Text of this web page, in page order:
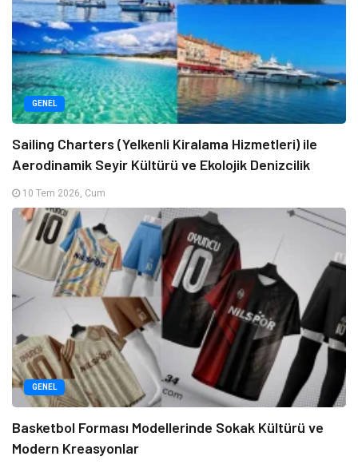
GENEL
Sailing Charters (Yelkenli Kiralama Hizmetleri) ile
Aerodinamik Seyir Kültürü ve Ekolojik Denizcilik
10 Tem 2026, Cum
GENEL
Basketbol Forması Modellerinde Sokak Kültürü ve
Modern Kreasyonlar